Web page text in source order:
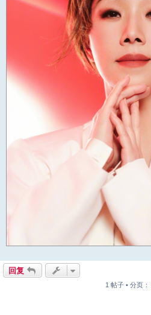
回复
1 帖子 • 分页：